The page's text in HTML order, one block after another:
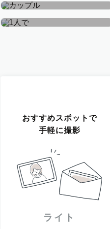
ニューボーン
おすすめスポットで
手軽に撮影
ライト